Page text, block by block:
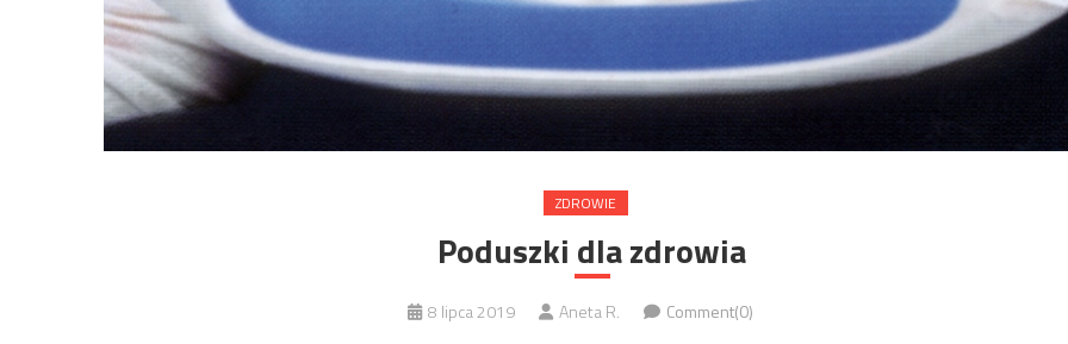
ZDROWIE
Poduszki dla zdrowia
8 lipca 2019 Aneta R. Comment(0)